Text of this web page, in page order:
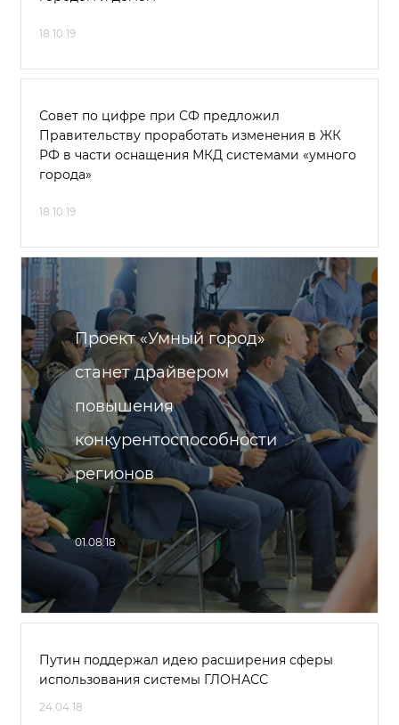
18.10.19
Совет по цифре при СФ предложил
Правительству проработать изменения в ЖК
РФ в части оснащения МКД системами «умного
города»
18.10.19
Проект «Умный город»
станет драйвером
повышения
конкурентоспособности
регионов
01.08.18
Путин поддержал идею расширения сферы
использования системы ГЛОНАСС
24.04.18